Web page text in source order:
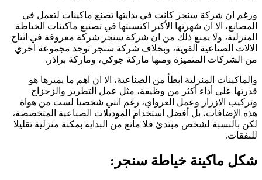
ورغم ان شركة سنجر كانت في بدايتها تصنع ماكينات لتعمل في
المصانع، الا ان شهرتها الأكبر اكتسبتها في تصنيع ماكينات الخياطة
المنزلية، ولا يمنع ذلك من ان شركة سنجر شركة معروفة في انتاج
الالات الصناعية القوية، وبخلاف شركة سنجر توجد مجموعة اخري
من الشركات المتميزة ومنها ماركة جوكي، وماركة براذر.
والماكينات المنزلية ابطأ من الصناعية، الا ان اهم ما يميزها هو
قدرتها على أداء أكثر من وظيفة، مثل عمل التطريز والزجزاج
وتركيب الازرار وعمل العرواي، رغم انني شخصيا لست من هواة
هذه الإضافات، بل أفضل استخدام الموديلات الصناعية المتخصصة،
لكن بالنسبة لشخص مبتدئ فلا مانع من البداية بمكنة منزلية تقليلا
للنفقات.
شكل ماكينة خياطة سنجر: